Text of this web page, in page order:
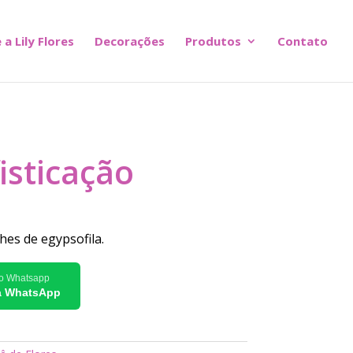
a Lily Flores Decorações Produtos Contato
de egypsofila.
Whatsapp
WhatsApp